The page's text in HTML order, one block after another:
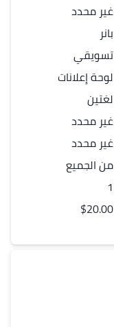
غير محدد
بانر
تسويقي
لوحة إعلانات
لغتين
غير محدد
غير محدد
من الجميع
1
$20.00